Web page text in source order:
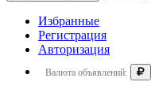
Избранные
Регистрация
Авторизация
Валюта объявлений: